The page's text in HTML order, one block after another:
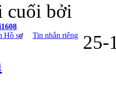
cuối bởi
Hồ sơ
Tin nhắn riêng 25-